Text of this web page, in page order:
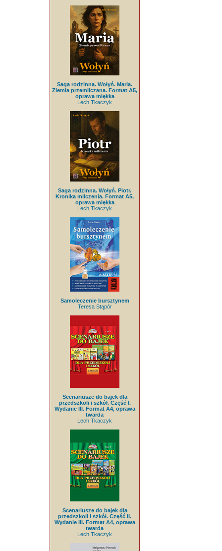
Saga rodzinna. Wołyń. Maria.
Ziemia przemilczana. Format A5,
oprawa miękka
Lech Tkaczyk
Saga rodzinna. Wołyń. Piotr.
Kronika milczenia. Format A5,
oprawa miękka
Lech Tkaczyk
Samoleczenie bursztynem
Teresa Stąpór
Scenariusze do bajek dla
przedszkoli i szkół. Część I.
Wydanie III. Format A4, oprawa
twarda
Lech Tkaczyk
Scenariusze do bajek dla
przedszkoli i szkół. Część II.
Wydanie III. Format A4, oprawa
twarda
Lech Tkaczyk